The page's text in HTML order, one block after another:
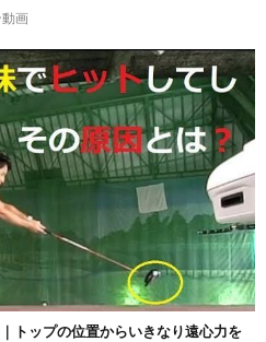
動画
トップの位置からいきなり遠心力を